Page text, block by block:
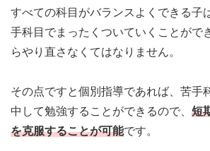
すべての科目がバランスよくできる子
手科目でまったくついていくことがで
らやり直さなくてはなりません。
その点ですと個別指導であれば、 苦手
中して勉強することができるので、 短
を克服することが可能です。